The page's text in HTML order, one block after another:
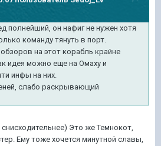
полнейший, он нафиг не нужен хотя
команду тянуть в порт.
на этот корабль крайне
идея можно еще на Омаху и
инфы на них.
слабо раскрывающий
Это же Темнокот,
Ему тоже хочется минутной славы,